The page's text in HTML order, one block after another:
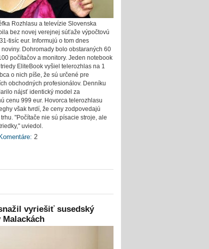
Rozhlasu a televízie Slovenska
bez novej verejnej súťaže výpočtovú
tisíc eur. Informujú o tom dnes
noviny. Dohromady bolo obstaraných 60
počítačov a monitory. Jeden notebook
EliteBook vyšiel telerozhlas na 1
o nich píše, že sú určené pre
obchodných profesionálov. Denníku
nájsť identický model za
cenu 999 eur. Hovorca telerozhlasu
však tvrdí, že ceny zodpovedajú
"Počítače nie sú písacie stroje, ale
uviedol.
Komentáre: 2
vyriešiť susedský